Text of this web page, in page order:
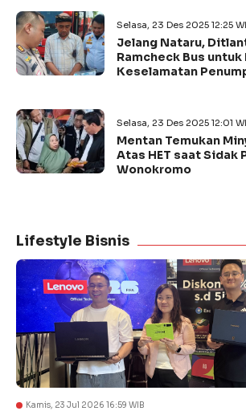
Selasa, 23 Des 2025 12:25
Jelang Nataru,
Ramcheck Bus
Keselamatan
Selasa, 23 Des 2025 12:01
Mentan Temukan
Atas HET saat Sidak
Wonokromo
Lifestyle Bisnis
Kamis, 23 Jul 2026 16:59 WIB